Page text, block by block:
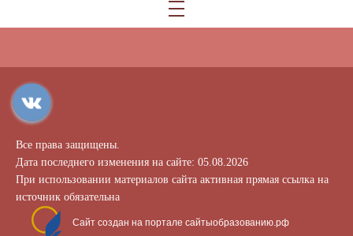
Все права защищены.
Дата последнего изменения на сайте: 05.08.2026
При использовании материалов сайта активная прямая ссылка на
источник обязательна
Сайт создан на портале сайтыобразованию.рф